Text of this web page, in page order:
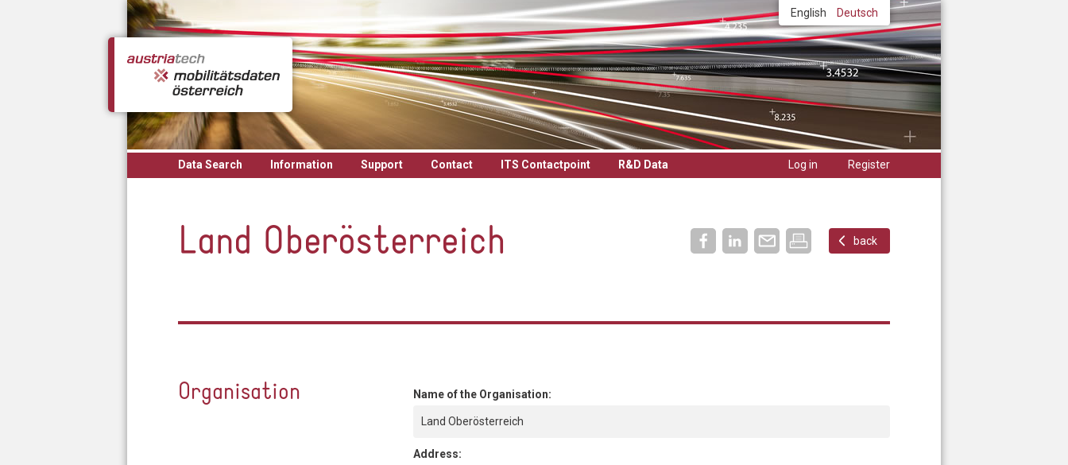
English Deutsch
Data Search Information Support Contact ITS Contactpoint R&D Data Log in Register
Land Oberösterreich back
Organisation Name of the Organisation:
Land Oberösterreich
Address: